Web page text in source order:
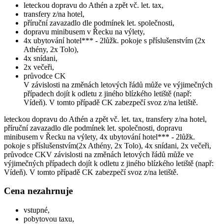
leteckou dopravu do Athén a zpět vč. let. tax,
transfery z/na hotel,
příruční zavazadlo dle podmínek let. společnosti,
dopravu minibusem v Řecku na výlety,
4x ubytování hotel*** - 2lůžk. pokoje s příslušenstvím (2x
Athény, 2x Tolo),
4x snídani,
2x večeři,
průvodce CK
V závislosti na změnách letových řádů může ve výjimečných
případech dojít k odletu z jiného blízkého letiště (např:
Vídeň). V tomto případě CK zabezpečí svoz z/na letiště.
leteckou dopravu do Athén a zpět vč. let. tax, transfery z/na hotel,
příruční zavazadlo dle podmínek let. společnosti, dopravu
minibusem v Řecku na výlety, 4x ubytování hotel*** - 2lůžk.
pokoje s příslušenstvím(2x Athény, 2x Tolo), 4x snídani, 2x večeři,
průvodce CKV závislosti na změnách letových řádů může ve
výjimečných případech dojít k odletu z jiného blízkého letiště (např:
Vídeň). V tomto případě CK zabezpečí svoz z/na letiště.
Cena nezahrnuje
vstupné,
pobytovou taxu,